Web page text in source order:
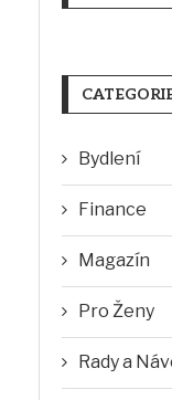
Bydlení
Finance
Magazín
Pro Ženy
Rady a